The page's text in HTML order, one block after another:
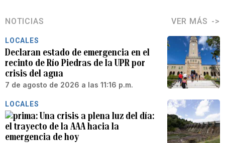
NOTICIAS VER MÁS
LOCALES
Declaran estado de emergencia en el
recinto de Río Piedras de la UPR por
crisis del agua
7 de agosto de 2026 a las 11:16 p.m.
LOCALES
Una crisis a plena luz del día:
el trayecto de la AAA hacia la
emergencia de hoy